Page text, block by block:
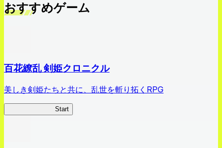
おすすめゲーム
百花繚乱 剣姫クロニクル
美しき剣姫たちと共に、乱世を斬り拓くRPG
Start